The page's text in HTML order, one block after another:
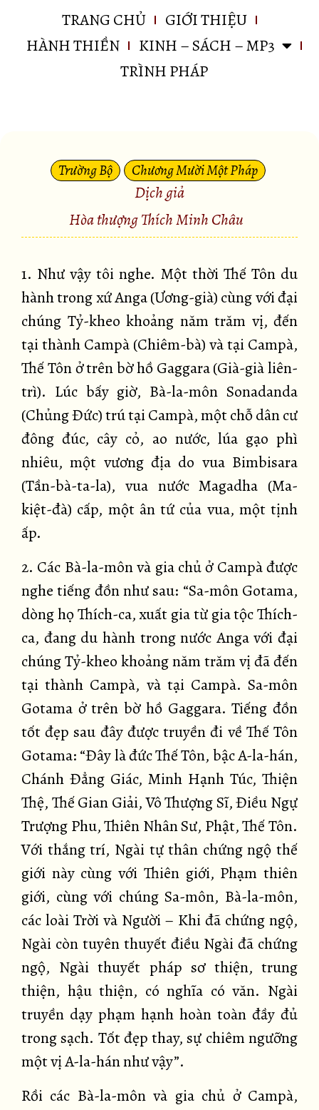
TRANG CHỦ
GIỚI THIỆU
HÀNH THIỀN
KINH – SÁCH – MP3
TRÌNH PHÁP
Trường Bộ Chương Mười Một Pháp
Dịch giả
Hòa thượng Thích Minh Châu
1. Như vậy tôi nghe. Một thời Thế Tôn du
hành trong xứ Anga (Ương-già) cùng với đại
chúng Tỷ-kheo khoảng năm trăm vị, đến
tại thành Campà (Chiêm-bà) và tại Campà,
Thế Tôn ở trên bờ hồ Gaggara (Già-già liên-
trì). Lúc bấy giờ, Bà-la-môn Sonadanda
(Chủng Đức) trú tại Campà, một chỗ dân cư
đông đúc, cây cỏ, ao nước, lúa gạo phì
nhiêu, một vương địa do vua Bimbisara
(Tần-bà-ta-la), vua nước Magadha (Ma-
kiệt-đà) cấp, một ân tứ của vua, một tịnh
ấp.
2. Các Bà-la-môn và gia chủ ở Campà được
nghe tiếng đồn như sau: “Sa-môn Gotama,
dòng họ Thích-ca, xuất gia từ gia tộc Thích-
ca, đang du hành trong nước Anga với đại
chúng Tỷ-kheo khoảng năm trăm vị đã đến
tại thành Campà, và tại Campà. Sa-môn
Gotama ở trên bờ hồ Gaggara. Tiếng đồn
tốt đẹp sau đây được truyền đi về Thế Tôn
Gotama: “Đây là đức Thế Tôn, bậc A-la-hán,
Chánh Đẳng Giác, Minh Hạnh Túc, Thiện
Thệ, Thế Gian Giải, Vô Thượng Sĩ, Điều Ngự
Trượng Phu, Thiên Nhân Sư, Phật, Thế Tôn.
Với thắng trí, Ngài tự thân chứng ngộ thế
giới này cùng với Thiên giới, Phạm thiên
giới, cùng với chúng Sa-môn, Bà-la-môn,
các loài Trời và Người – Khi đã chứng ngộ,
Ngài còn tuyên thuyết điều Ngài đã chứng
ngộ, Ngài thuyết pháp sơ thiện, trung
thiện, hậu thiện, có nghĩa có văn. Ngài
truyền dạy phạm hạnh hoàn toàn đầy đủ
trong sạch. Tốt đẹp thay, sự chiêm ngưỡng
một vị A-la-hán như vậy”.
Rồi các Bà-la-môn và gia chủ ở Campà,